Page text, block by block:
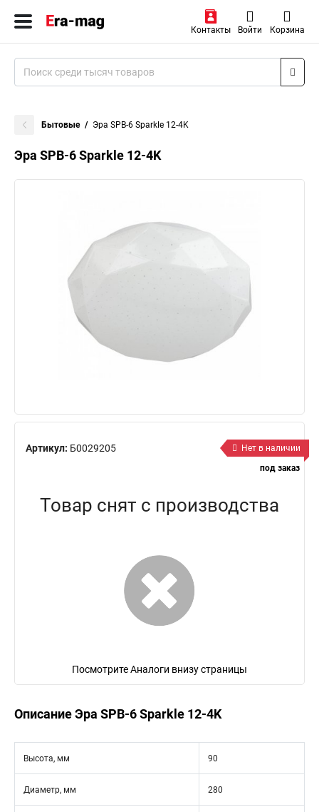
Контакты Войти Корзина
Бытовые Эра SPB-6 Sparkle 12-4K
Эра SPB-6 Sparkle 12-4K
Артикул: Б0029205
Нет в наличии
под заказ
Товар снят с производства
Посмотрите Аналоги внизу страницы
Описание Эра SPB-6 Sparkle 12-4K
Высота, мм 90
Диаметр, мм 280